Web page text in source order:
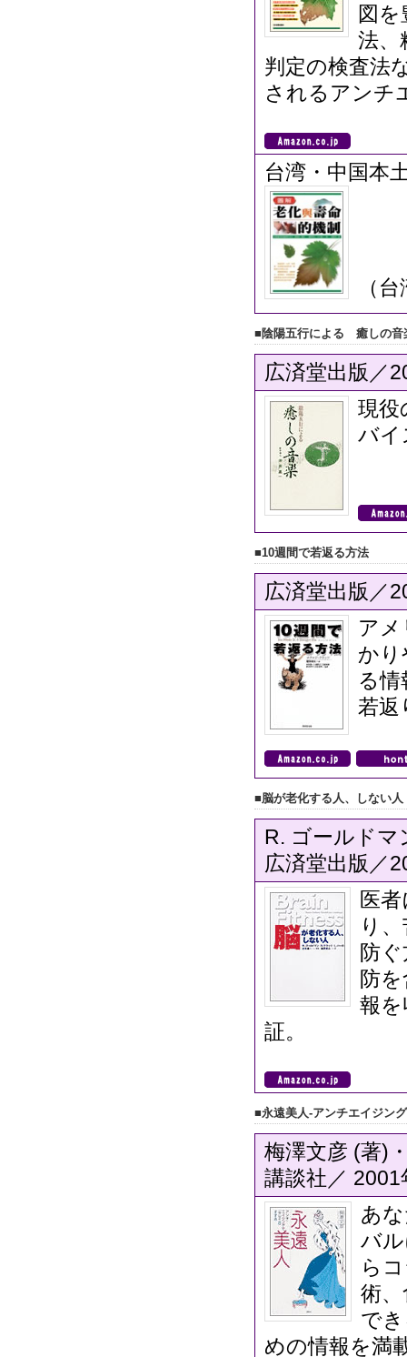
図
法、
判定の検査法
されるアンチ
台湾・中国本
（
■陰陽五行による 癒しの音
広済堂出版／
現役
バイ
■10週間で若返る方法
広済堂出版／
ア
かり
る情
若返
■脳が老化する人、しない人
R. ゴールドマ
広済堂出版／
医
り
防
防
報
証。
■永遠美人‐アンチエイジン
梅澤文彦 (著)
講談社／
あ
バ
ら
術
で
めの情報を満